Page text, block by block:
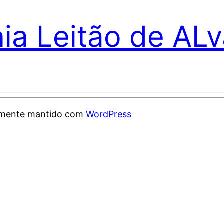
Leitão de
mantido com WordPress